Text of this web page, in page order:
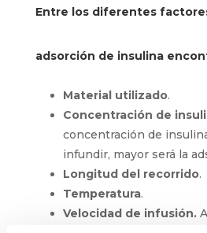
Entre los diferentes
adsorción de insulina
Material utilizado.
Concentración de
concentración de
infundir, mayor será la
Longitud del recorrido.
Temperatura.
Velocidad de infusión.